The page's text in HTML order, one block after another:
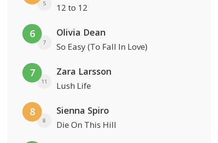
5 12 to 12
6
7
Olivia Dean
So Easy (To Fall In Love)
7
11
Zara Larsson
Lush Life
8
8
Sienna Spiro
Die On This Hill